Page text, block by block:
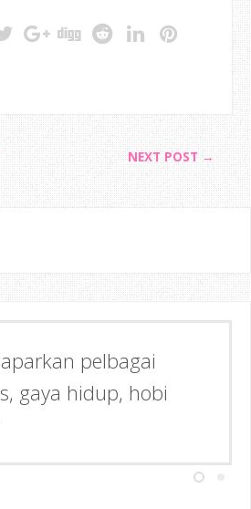
NEXT POST →
pelbagai
gaya hidup, hobi
memberi Manfaat &
anda!